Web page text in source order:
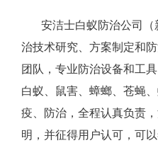
泰州白蚁防治
兴化白蚁防治
靖江白蚁防治
泰兴白蚁防治
安洁士白蚁防治公司
治技术研究、方案制定和
团队，专业防治设备和工
白蚁、鼠害、蟑螂、苍蝇
疫、防治，全程认真负责
明，并征得用户认可，可